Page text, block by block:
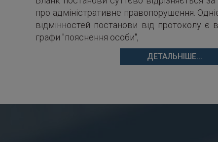
про адміністративне правопорушення.
відмінностей постанови від протоколу є
графи "пояснення особи",
ДЕТАЛЬНІШЕ...